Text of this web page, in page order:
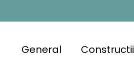
General Constructii